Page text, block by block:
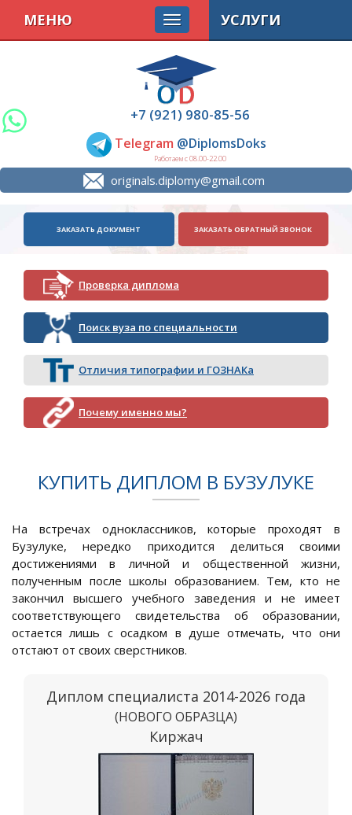
+7 (921) 980-85-56
Telegram @DiplomsDoks
Работаем с 08.00-22.00
originals.diplomy@gmail.com
МЕНЮ
ЗАКАЗАТЬ ДОКУМЕНТ ЗАКАЗАТЬ ОБРАТНЫЙ ЗВОНОК
Проверка диплома
Поиск вуза по специальности
Отличия типографии и ГОЗНАКа
Почему именно мы?
УСЛУГИ
КУПИТЬ ДИПЛОМ В БУЗУЛУКЕ
На встречах одноклассников, которые проходят в
Бузулуке, нередко приходится делиться своими
достижениями в личной и общественной жизни,
полученным после школы образованием. Тем, кто не
закончил высшего учебного заведения и не имеет
соответствующего свидетельства об образовании,
остается лишь с осадком в душе отмечать, что они
отстают от своих сверстников.
Диплом специалиста 2014-2026 года
(НОВОГО ОБРАЗЦА)
Киржач